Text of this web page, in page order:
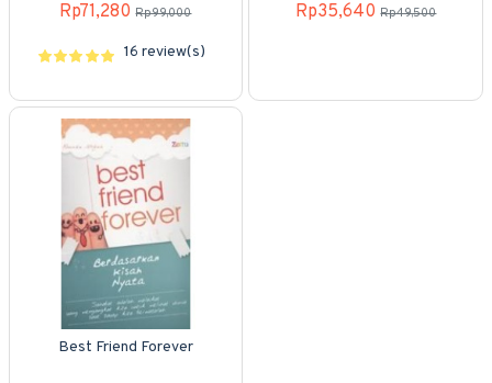
Rp71,280 Rp99,000
16 review(s)
Rp35,640 Rp49,500
Best Friend Forever